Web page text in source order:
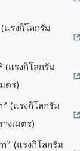
แรงกิโลกรัม
(แรงกิโลกรัม
ตร)
(แรงกิโลกรัม
งเมตร)
(แรงกิโลกรัม